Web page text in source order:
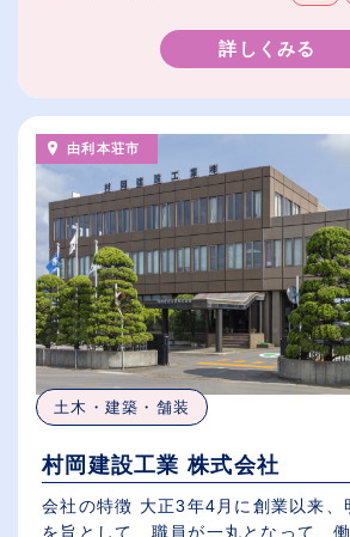
詳しくみる
由利本荘市
土木・建築・舗装
村岡建設工業 株式会社
会社の特徴 大正3年4月に創業以来、
を旨として、職員が一丸となって、